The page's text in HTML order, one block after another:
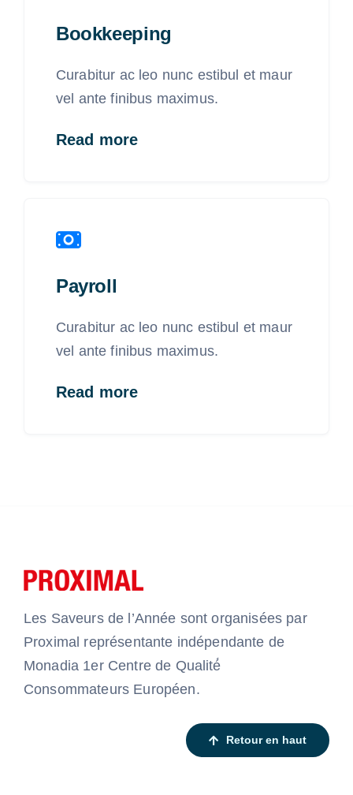
Bookkeeping
Curabitur ac leo nunc estibul et maur
vel ante finibus maximus.
Read more
Payroll
Curabitur ac leo nunc estibul et maur
vel ante finibus maximus.
Read more
Les Saveurs de l’Année sont organisées par
Proximal représentante indépendante de
Monadia 1er Centre de Qualité́
Consommateurs Européen.
Retour en haut